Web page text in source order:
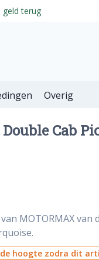
geld terug
Overig
Cab
MOTORMAX van
hoogte zodra dit